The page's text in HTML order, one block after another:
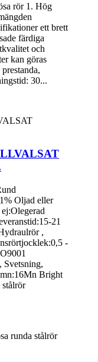
rör 1. Hög
ett brett
färdiga
och
kan göras
30...
Oljad eller
21
,
-
Svetsning,
Bright
stålrör